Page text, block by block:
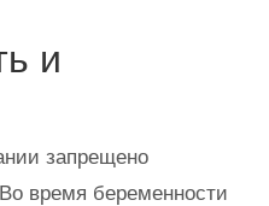
и
запрещено
время беременности